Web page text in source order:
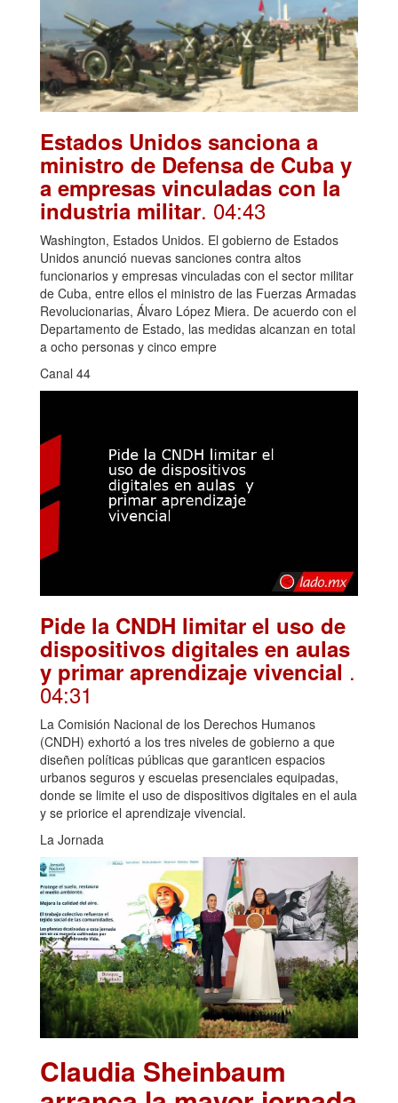
Estados Unidos sanciona a
ministro de Defensa de Cuba y
a empresas vinculadas con la
industria militar. 04:43
Washington, Estados Unidos. El gobierno de Estados
Unidos anunció nuevas sanciones contra altos
funcionarios y empresas vinculadas con el sector militar
de Cuba, entre ellos el ministro de las Fuerzas Armadas
Revolucionarias, Álvaro López Miera. De acuerdo con el
Departamento de Estado, las medidas alcanzan en total
a ocho personas y cinco empre
Canal 44
Pide la CNDH limitar el uso de
dispositivos digitales en aulas
y primar aprendizaje vivencial .
04:31
La Comisión Nacional de los Derechos Humanos
(CNDH) exhortó a los tres niveles de gobierno a que
diseñen políticas públicas que garanticen espacios
urbanos seguros y escuelas presenciales equipadas,
donde se limite el uso de dispositivos digitales en el aula
y se priorice el aprendizaje vivencial.
La Jornada
Claudia Sheinbaum